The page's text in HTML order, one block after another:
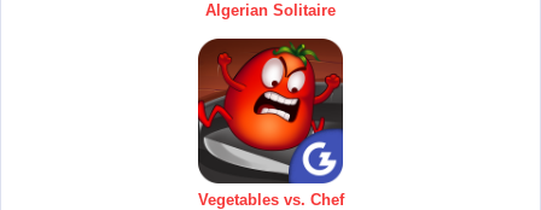
Algerian Solitaire
Vegetables vs. Chef